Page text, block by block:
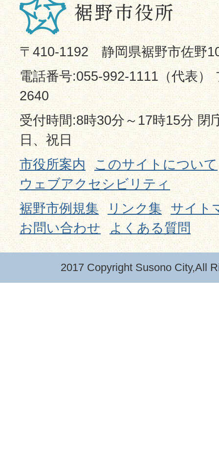
〒410-1192 静岡県裾野市佐野
電話番号:055-992-1111（代表）
2640
受付時間:8時30分～17時15分 閉
日、祝日
市役所案内
このサイトについて
ウェブアクセシビリティ
裾野市例規集
リンク集
サイト
お問い合わせ
よくある質問
2017 Copyright Susono City,All